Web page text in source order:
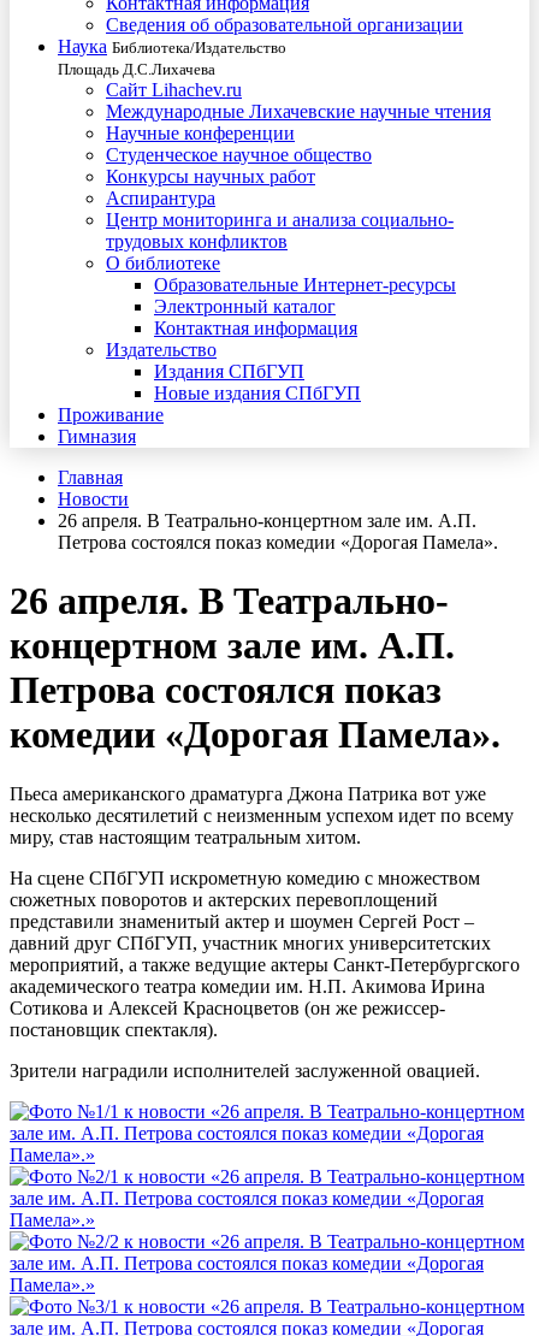
Сведения об образовательной организации
Наука Библиотека/Издательство
Площадь Д.С.Лихачева
Сайт Lihachev.ru
Международные Лихачевские научные чтения
Научные конференции
Студенческое научное общество
Конкурсы научных работ
Аспирантура
Центр мониторинга и анализа социально-
трудовых конфликтов
О библиотеке
Образовательные Интернет-ресурсы
Электронный каталог
Контактная информация
Издательство
Издания СПбГУП
Новые издания СПбГУП
Проживание
Гимназия
Главная
Новости
26 апреля. В Театрально-концертном зале им. А.П.
Петрова состоялся показ комедии «Дорогая Памела».
26 апреля. В Театрально-
концертном зале им. А.П.
Петрова состоялся показ
комедии «Дорогая Памела».
Пьеса американского драматурга Джона Патрика вот уже
несколько десятилетий с неизменным успехом идет по всему
миру, став настоящим театральным хитом.
На сцене СПбГУП искрометную комедию с множеством
сюжетных поворотов и актерских перевоплощений
представили знаменитый актер и шоумен Сергей Рост –
давний друг СПбГУП, участник многих университетских
мероприятий, а также ведущие актеры Санкт-Петербургского
академического театра комедии им. Н.П. Акимова Ирина
Сотикова и Алексей Красноцветов (он же режиссер-
постановщик спектакля).
Зрители наградили исполнителей заслуженной овацией.